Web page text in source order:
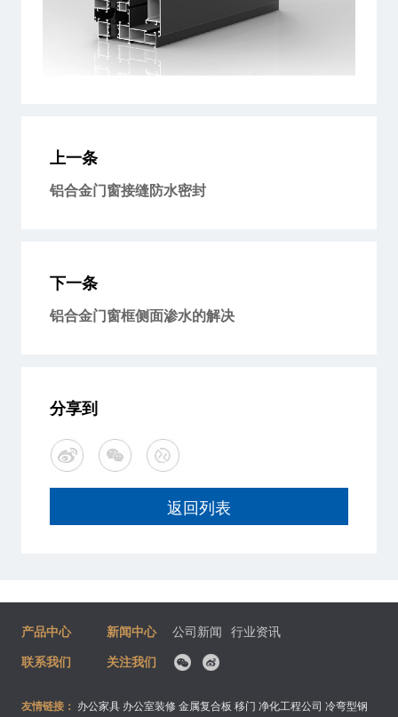
上一条
铝合金门窗接缝防水密封
下一条
铝合金门窗框侧面渗水的解决
分享到
返回列表
产品中心 新闻中心 公司新闻 行业资讯
联系我们
关注我们
友情链接： 办公家具 办公室装修 金属复合板 移门 净化工程公司 冷弯型钢